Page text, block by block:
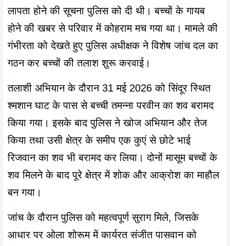
लापता होने की सूचना पुलिस को दी थी। बच्चों के गायब
होने की खबर से परिवार में कोहराम मच गया था। मामले की
गंभीरता को देखते हुए पुलिस अधीक्षक ने विशेष जांच दल का
गठन कर बच्चों की तलाश शुरू करवाई।
तलाशी अभियान के दौरान 31 मई 2026 को सिंदूर स्थित
श्मशान घाट के पास से बच्ची तमन्ना परवीन का शव बरामद
किया गया। इसके बाद पुलिस ने खोज अभियान और तेज
किया तथा उसी क्षेत्र के समीप एक कुएं से छोटे भाई
रिजवान का शव भी बरामद कर लिया। दोनों मासूम बच्चों के
शव मिलने के बाद पूरे क्षेत्र में शोक और आक्रोश का माहौल
बन गया।
जांच के दौरान पुलिस को महत्वपूर्ण सुराग मिले, जिसके
आधार पर ओला शोरूम में कार्यरत संजीत पासवान को